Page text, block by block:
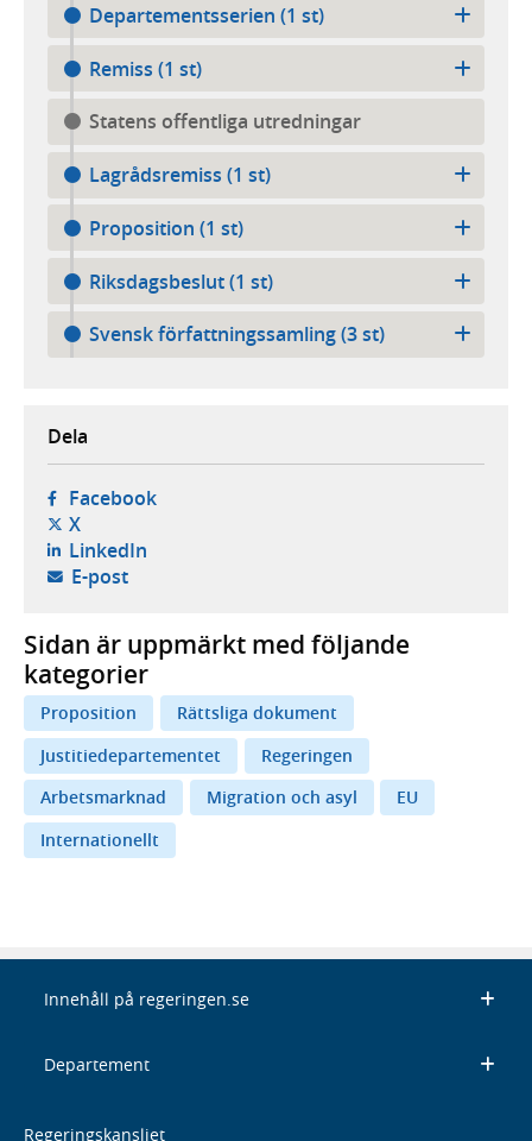
Departementsserien (1 st)
Remiss (1 st)
Statens offentliga utredningar
Lagrådsremiss (1 st)
Proposition (1 st)
Riksdagsbeslut (1 st)
Svensk författningssamling (3 st)
Dela
Facebook- öppnas i ny flik, extern webbplats,
X- öppnas i ny flik, extern webbplats,
LinkedIn- öppnas i ny flik, extern webbplats,
E-post- öppnar din e-postklient,
Sidan är uppmärkt med följande
kategorier
Proposition
Rättsliga dokument
Justitiedepartementet
Regeringen
Arbetsmarknad
Migration och asyl
EU
Internationellt
Innehåll på regeringen.se
Departement
Regeringskansliet